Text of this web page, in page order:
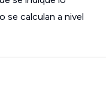
se calculan a nivel